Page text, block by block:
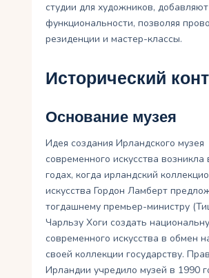
студии для художников,
функциональности, позволяя
резиденции и мастер-классы.
Исторический
Основание музея
Идея создания Ирландского музея
современного искусства возникла
годах, когда ирландский
искусства Гордон Ламберт
тогдашнему премьер-министру
Чарльзу Хоги создать
современного искусства в обмен
своей коллекции государству.
Ирландии учредило музей в 1990